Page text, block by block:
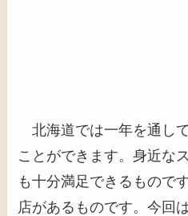
北海道では一年を通し
ことができます。身近な
も十分満足できるもので
店があるものです。今回